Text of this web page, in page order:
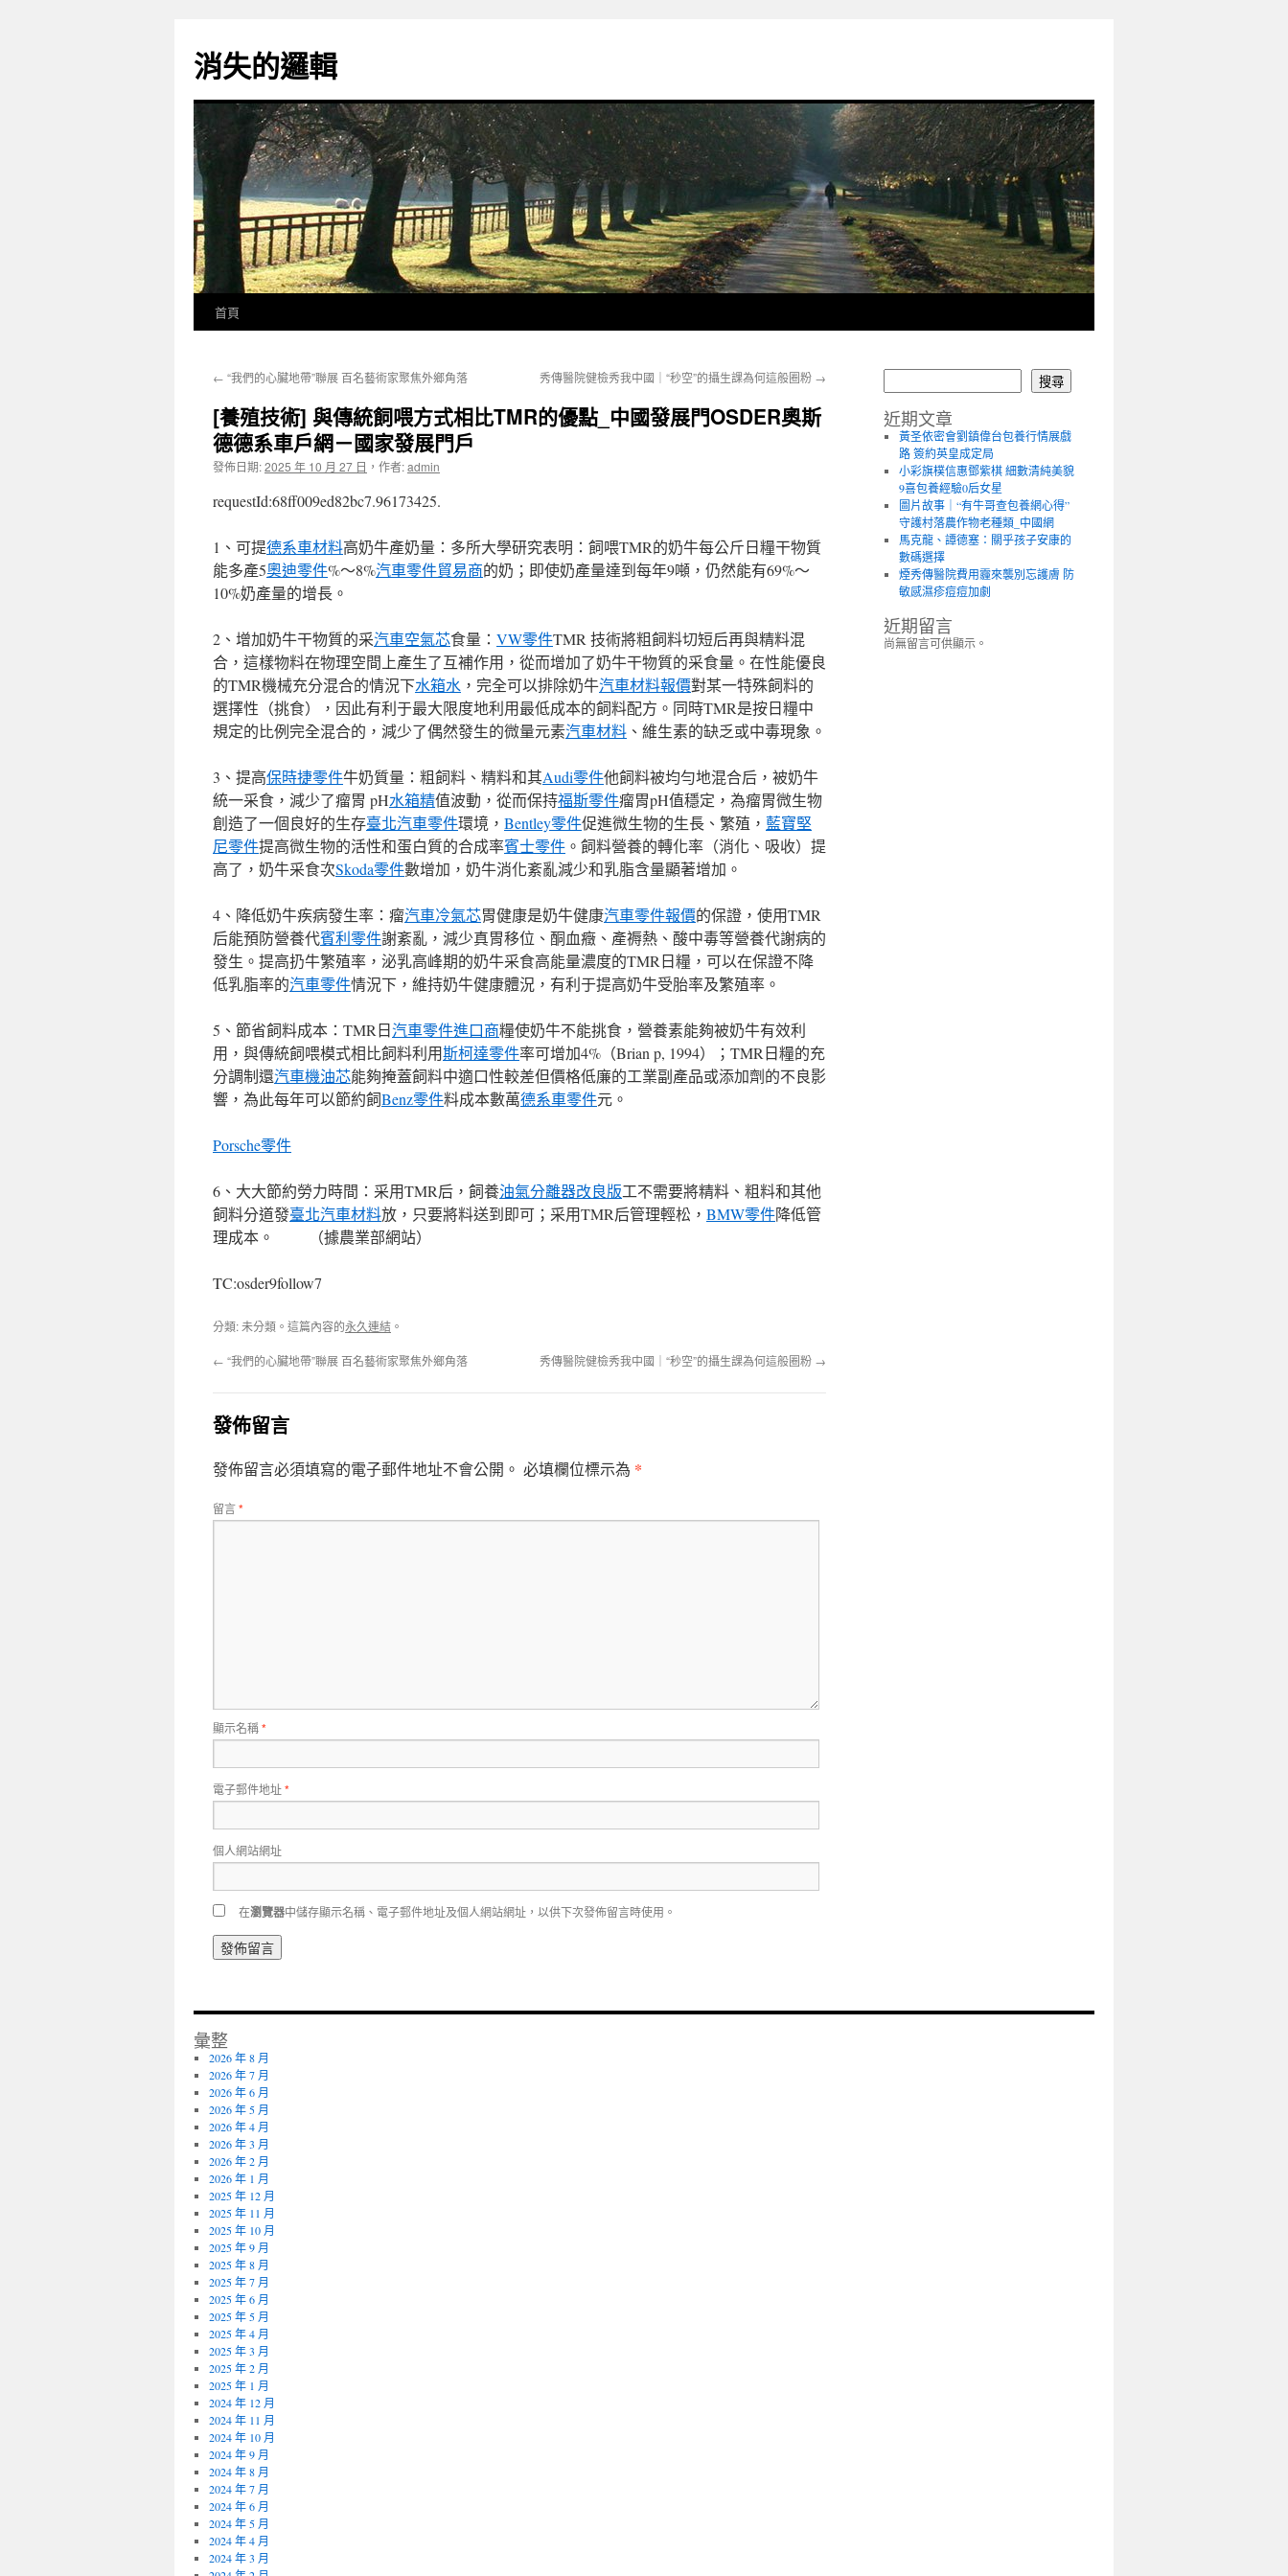
主
要
消失的邏輯
首頁
← “我們的心臟地帶”聯展 百名藝術家聚焦外鄉角落 秀傳醫院健檢秀我中國｜“秒空”的攝生課為何這般圈粉 →
[養殖技術] 與傳統飼喂方式相比TMR的優點_中國發展門OSDER奧斯
德德系車戶網－國家發展門戶
發佈日期:2025 年 10 月 27 日 ， 作者:admin
requestId:68ff009ed82bc7.96173425.
1、可提德系車材料高奶牛產奶量：多所大學研究表明：飼喂TMR的奶牛每公斤日糧干物質
能多產5奧迪零件%～8%汽車零件貿易商的奶；即使奶產量達到每年9噸，仍然能有69%～
10%奶產量的增長。
2、增加奶牛干物質的采汽車空氣芯食量： VW零件TMR 技術將粗飼料切短后再與精料混
合，這樣物料在物理空間上產生了互補作用，從而增加了奶牛干物質的采食量。在性能優良
的TMR機械充分混合的情況下水箱水 ，完全可以排除奶牛汽車材料報價對某一特殊飼料的
選擇性（挑食），因此有利于最大限度地利用最低成本的飼料配方。同時TMR是按日糧中
規定的比例完全混合的，減少了偶然發生的微量元素汽車材料 、維生素的缺乏或中毒現象。
3、提高保時捷零件牛奶質量：粗飼料、精料和其Audi零件他飼料被均勻地混合后，被奶牛
統一采食，減少了瘤胃 pH水箱精值波動，從而保持福斯零件瘤胃pH值穩定，為瘤胃微生物
創造了一個良好的生存臺北汽車零件環境， Bentley零件促進微生物的生長、繁殖， 藍寶堅
尼零件提高微生物的活性和蛋白質的合成率賓士零件 。飼料營養的轉化率（消化、吸收）提
高了，奶牛采食次Skoda零件數增加，奶牛消化紊亂減少和乳脂含量顯著增加。
4、降低奶牛疾病發生率：瘤汽車冷氣芯胃健康是奶牛健康汽車零件報價的保證，使用TMR
后能預防營養代賓利零件謝紊亂，減少真胃移位、酮血癥、產褥熱、酸中毒等營養代謝病的
發生。提高扔牛繁殖率，泌乳高峰期的奶牛采食高能量濃度的TMR日糧，可以在保證不降
低乳脂率的汽車零件情況下，維持奶牛健康體況，有利于提高奶牛受胎率及繁殖率。
5、節省飼料成本：TMR日汽車零件進口商糧使奶牛不能挑食，營養素能夠被奶牛有效利
用，與傳統飼喂模式相比飼料利用斯柯達零件率可增加4%（Brian p, 1994）；TMR日糧的充
分調制還汽車機油芯能夠掩蓋飼料中適口性較差但價格低廉的工業副產品或添加劑的不良影
響，為此每年可以節約飼Benz零件料成本數萬德系車零件元。
Porsche零件
6、大大節約勞力時間：采用TMR后，飼養油氣分離器改良版工不需要將精料、粗料和其他
飼料分道發臺北汽車材料放，只要將料送到即可；采用TMR后管理輕松， BMW零件降低管
理成本。 （據農業部網站）
TC:osder9follow7
分類: 未分類。這篇內容的永久連結 。
← “我們的心臟地帶”聯展 百名藝術家聚焦外鄉角落 秀傳醫院健檢秀我中國｜“秒空”的攝生課為何這般圈粉 →
發佈留言
發佈留言必須填寫的電子郵件地址不會公開。 必填欄位標示為 *
留言*
顯示名稱*
電子郵件地址*
個人網站網址
在瀏覽器中儲存顯示名稱、電子郵件地址及個人網站網址，以供下次發佈留言時使用。
搜尋
近期文章
黃圣依密會劉鎮偉台包養行情展戲
路 簽約英皇成定局
小彩旗樸信惠鄧紫棋 細數清純美貌
9喜包養經驗0后女星
圖片故事｜“有牛哥查包養網心得”
守護村落農作物老種類_中國網
馬克龍、譚德塞：關乎孩子安康的
數碼選擇
煙秀傳醫院費用霾來襲別忘護膚 防
敏感濕疹痘痘加劇
近期留言
尚無留言可供顯示。
彙整
2026 年 8 月
2026 年 7 月
2026 年 6 月
2026 年 5 月
2026 年 4 月
2026 年 3 月
2026 年 2 月
2026 年 1 月
2025 年 12 月
2025 年 11 月
2025 年 10 月
2025 年 9 月
2025 年 8 月
2025 年 7 月
2025 年 6 月
2025 年 5 月
2025 年 4 月
2025 年 3 月
2025 年 2 月
2025 年 1 月
2024 年 12 月
2024 年 11 月
2024 年 10 月
2024 年 9 月
2024 年 8 月
2024 年 7 月
2024 年 6 月
2024 年 5 月
2024 年 4 月
2024 年 3 月